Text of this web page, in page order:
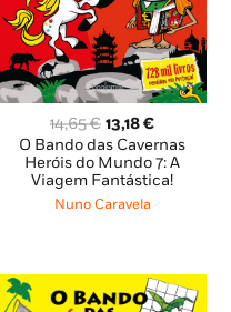
14,65€ O
preço
original
era:
14,65 €.
13,18€O
preço
atual
é:
O Bando das Cavernas
Heróis do Mundo 7: A
Viagem Fantástica!
Nuno Caravela